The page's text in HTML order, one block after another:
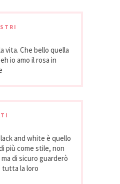
vita. Che bello quella
io amo il rosa in
and white è quello
più come stile, non
di sicuro guarderò
tutta la loro